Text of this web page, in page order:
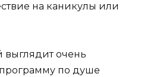
на каникулы или
очень
по душе